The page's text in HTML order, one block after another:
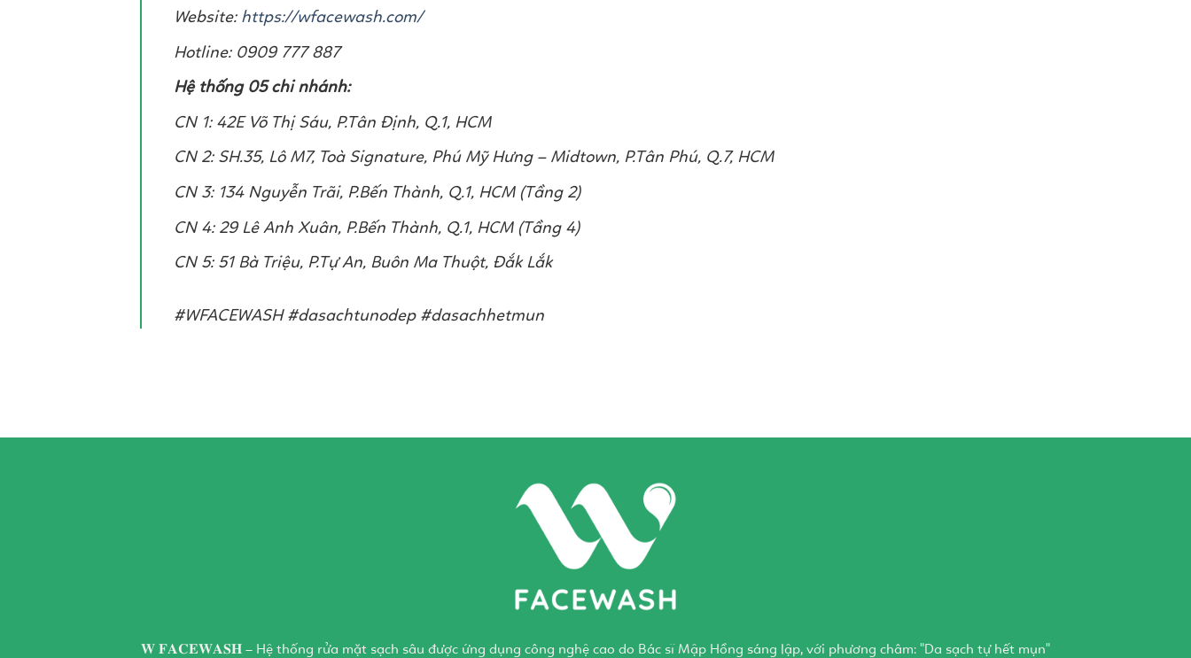
Website: https://wfacewash.com/
Hotline: 0909 777 887
Hệ thống 05 chi nhánh:
CN 1: 42E Võ Thị Sáu, P.Tân Định, Q.1, HCM
CN 2: SH.35, Lô M7, Toà Signature, Phú Mỹ Hưng – Midtown, P.Tân Phú, Q.7, HCM
CN 3: 134 Nguyễn Trãi, P.Bến Thành, Q.1, HCM (Tầng 2)
CN 4: 29 Lê Anh Xuân, P.Bến Thành, Q.1, HCM (Tầng 4)
CN 5: 51 Bà Triệu, P.Tự An, Buôn Ma Thuột, Đắk Lắk
#WFACEWASH #dasachtunodep #dasachhetmun
𝐖 𝐅𝐀𝐂𝐄𝐖𝐀𝐒𝐇 – Hệ thống rửa mặt sạch sâu được ứng dụng công nghệ cao do Bác sĩ Mập Hồng sáng lập, với phương châm: "Da sạch tự hết mụn"